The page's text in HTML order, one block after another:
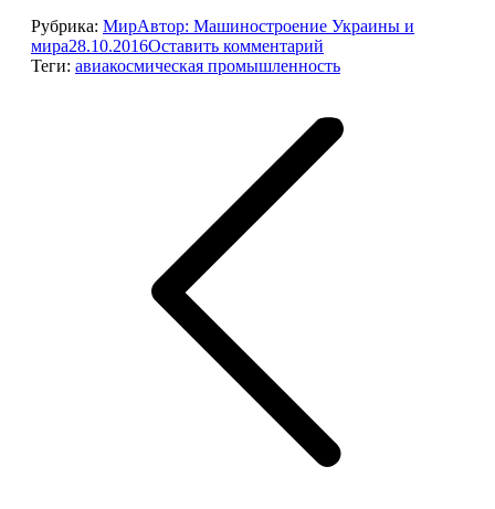
Рубрика: МирАвтор: Машиностроение Украины и
мира28.10.2016Оставить комментарий
Теги: авиакосмическая промышленность